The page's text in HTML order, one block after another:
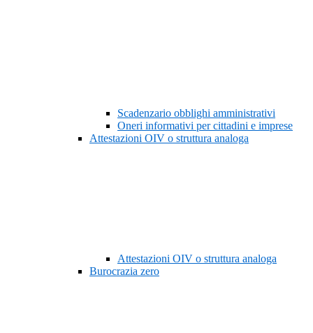
Scadenzario obblighi amministrativi
Oneri informativi per cittadini e imprese
Attestazioni OIV o struttura analoga
Attestazioni OIV o struttura analoga
Burocrazia zero